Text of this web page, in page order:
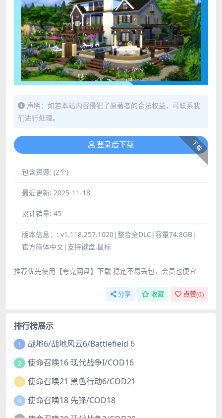
声明：如若本站内容侵犯了原著者的合法权益，可联系我
们进行处理。
下载
登录后下载
包含资源: (2个)
最近更新: 2025-11-18
累计销量: 45
版本信息：: v1.118.257.1020|整合全DLC|容量74.8GB|
官方简体中文|支持键盘.鼠标
推荐优先使用【夸克网盘】下载 稳定不易丢包，会员也便宜
分享 收藏 点赞(0)
排行榜展示
1 战地6/战地风云6/Battlefield 6
2 使命召唤16 现代战争I/COD16
3 使命召唤21 黑色行动6/COD21
4 使命召唤18 先锋/COD18